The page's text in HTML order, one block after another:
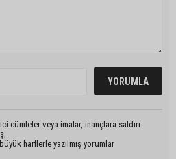
cümleler veya imalar, inançlara saldırı
harflerle yazılmış yorumlar